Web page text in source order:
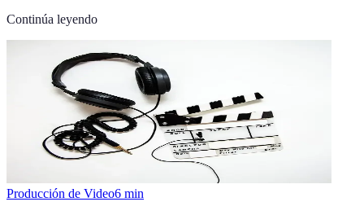
Continúa leyendo
Producción de Video6 min